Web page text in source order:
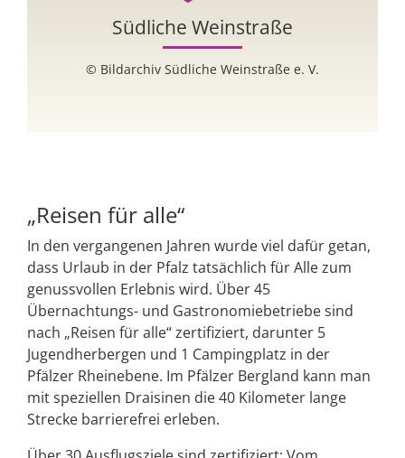
Südliche Weinstraße
© Bildarchiv Südliche Weinstraße e. V.
„Reisen für alle“
In den vergangenen Jahren wurde viel dafür getan,
dass Urlaub in der Pfalz tatsächlich für Alle zum
genussvollen Erlebnis wird. Über 45
Übernachtungs- und Gastronomiebetriebe sind
nach „Reisen für alle“ zertifiziert, darunter 5
Jugendherbergen und 1 Campingplatz in der
Pfälzer Rheinebene. Im Pfälzer Bergland kann man
mit speziellen Draisinen die 40 Kilometer lange
Strecke barrierefrei erleben.